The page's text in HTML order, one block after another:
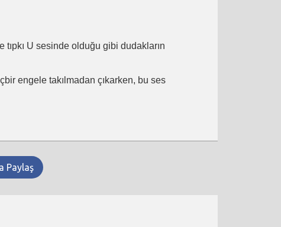
U sesinde olduğu gibi dudakların
engele takılmadan çıkarken, bu ses
Paylaş